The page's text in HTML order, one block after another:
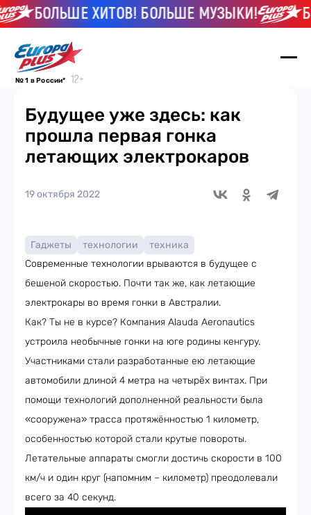
БОЛЬШЕ ХИТОВ! БОЛЬШЕ МУЗЫКИ!
№ 1 в России*
Будущее уже здесь: как
прошла первая гонка
летающих электрокаров
19 октября 2022
Гаджеты технологии
техника
Современные технологии врываются в будущее с
бешеной скоростью. Почти так же, как летающие
электрокары во время гонки в Австралии.
Как? Ты не в курсе? Компания Alauda Aeronautics
устроила необычные гонки на юге родины кенгуру.
Участниками стали разработанные ею летающие
автомобили длиной 4 метра на четырёх винтах. При
помощи технологий дополненной реальности была
«сооружена» трасса протяжённостью 1 километр,
особенностью которой стали крутые повороты.
Летательные аппараты смогли достичь скорости в 100
км/ч и один круг (напомним – километр) преодолевали
всего за 40 секунд.